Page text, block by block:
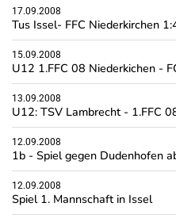
17.09.2008
Tus Issel- FFC Niederkirchen
15.09.2008
U12 1.FFC 08 Niederkichen -
13.09.2008
U12: TSV Lambrecht - 1.FFC
12.09.2008
1b - Spiel gegen Dudenhofen
12.09.2008
Spiel 1. Mannschaft in Issel